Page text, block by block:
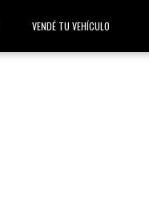
VENDÉ TU VEHÍCULO